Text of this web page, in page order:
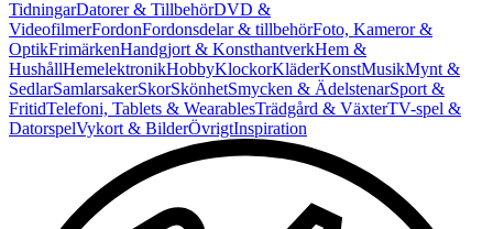
TidningarDatorer & TillbehörDVD &
VideofilmerFordonFordonsdelar & tillbehörFoto, Kameror &
OptikFrimärkenHandgjort & KonsthantverkHem &
HushållHemelektronikHobbyKlockorKläderKonstMusikMynt &
SedlarSamlarsakerSkorSkönhetSmycken & ÄdelstenarSport &
FritidTelefoni, Tablets & WearablesTrädgård & VäxterTV-spel &
DatorspelVykort & BilderÖvrigtInspiration